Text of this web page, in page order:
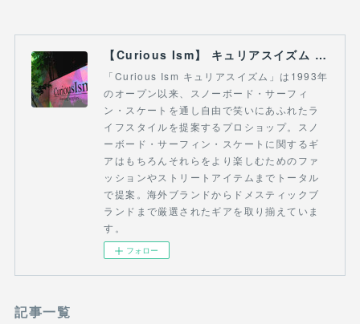
【Curious Ism】 キュリアスイズム l スノーボードショップ サーフショップ 福島県 会津若松市 郡山市 通販
「Curious Ism キュリアスイズム」は1993年
のオープン以来、スノーボード・サーフィ
ン・スケートを通し自由で笑いにあふれたラ
イフスタイルを提案するプロショップ。スノ
ーボード・サーフィン・スケートに関するギ
アはもちろんそれらをより楽しむためのファ
ッションやストリートアイテムまでトータル
で提案。海外ブランドからドメスティックブ
ランドまで厳選されたギアを取り揃えていま
す。
フォロー
記事一覧